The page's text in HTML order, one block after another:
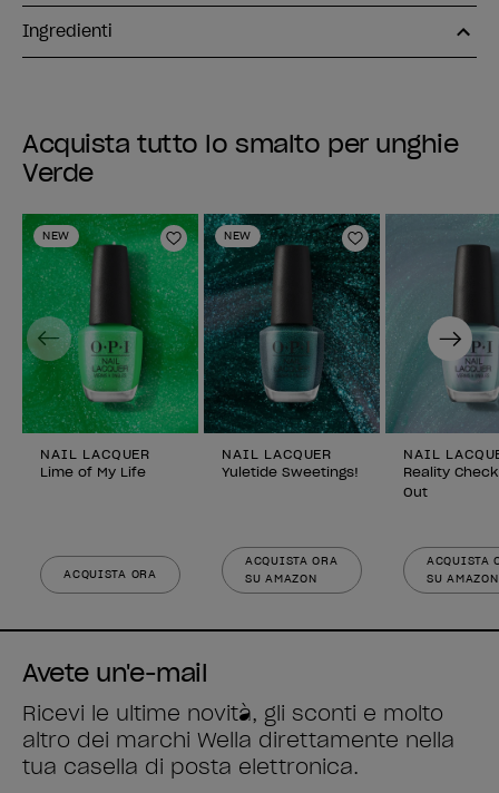
Ingredienti
Acquista tutto lo smalto per unghie
Verde
NEW
Aggiungi alla lista dei desideri
NAIL LACQUER
Lime of My Life
ACQUISTA ORA
NEW
Aggiungi alla
NAIL LACQUER
Yuletide Sweetings!
ACQUISTA ORA
SU AMAZON
NAIL
Reality
Out
ACQUISTA
SU AMAZON
Previous Next
Avete un'e-mail
Ricevi le ultime novità, gli sconti e molto
altro dei marchi Wella direttamente nella
tua casella di posta elettronica.